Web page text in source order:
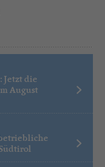
Jetzt die
August